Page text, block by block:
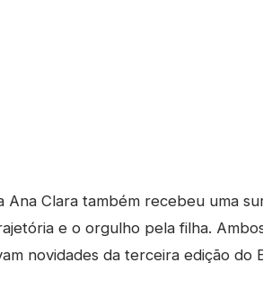
Clara também recebeu uma
e o orgulho pela filha.
novidades da terceira edição do